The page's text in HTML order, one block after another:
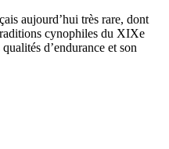
aujourd’hui très rare, dont
cynophiles du XIXe
d’endurance et son